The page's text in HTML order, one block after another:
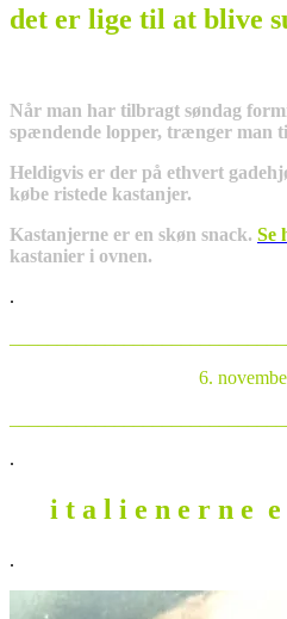
det er lige til at blive
Når man har tilbragt søndag
spændende lopper, trænger man
Heldigvis er der på ethvert
købe ristede kastanjer.
Kastanjerne er en skøn snack. Se
kastanier i ovnen.
.
6.
.
i t a l i e n e r n e
.